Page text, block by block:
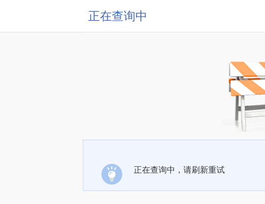
正在查询中
正在查询中，请刷新重试